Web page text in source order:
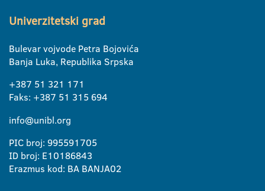
Univerzitetski grad
Bulevar vojvode Petra Bojovića
Banja Luka, Republika Srpska
+387 51 321 171
Faks: +387 51 315 694
info@unibl.org
PIC broj: 995591705
ID broj: E10186843
Erazmus kod: BA BANJA02